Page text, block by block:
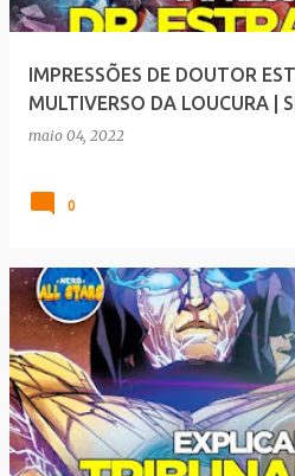
IMPRESSÕES DE DOUTOR
MULTIVERSO DA LOUCURA |
maio 04, 2022
0